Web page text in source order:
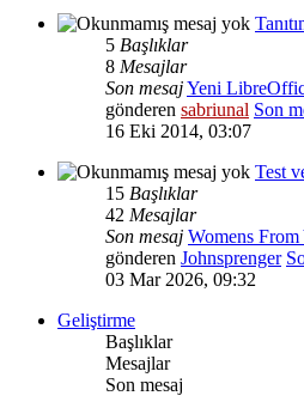
5 Başlıklar
8 Mesajlar
Son mesajYeni
gönderen sabriunal Son
16 Eki 2014, 03:07
Test
15 Başlıklar
42 Mesajlar
Son mesaj Womens
gönderen Johnsprenger
03 Mar 2026, 09:32
Geliştirme
Başlıklar
Mesajlar
Son mesaj